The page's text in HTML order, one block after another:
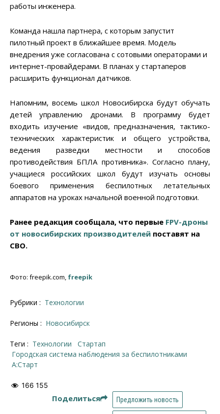
работы инженера.
Команда нашла партнера, с которым запустит
пилотный проект в ближайшее время. Модель
внедрения уже согласована с сотовыми операторами и
интернет-провайдерами. В планах у стартаперов
расширить функционал датчиков.
Напомним, восемь школ Новосибирска будут обучать
детей управлению дронами. В программу будет
входить изучение «видов, предназначения, тактико-
технических характеристик и общего устройства,
ведения разведки местности и способов
противодействия БПЛА противника». Согласно плану,
учащиеся российских школ будут изучать основы
боевого применения беспилотных летательных
аппаратов на уроках начальной военной подготовки.
Ранее редакция сообщала, что первые FPV-дроны
от новосибирских производителей поставят на
СВО.
Фото: freepik.com, freepik
Рубрики : Технологии
Регионы : Новосибирск
Теги : технологии
стартап
городская система наблюдения за беспилотниками
А:Старт
166 155
Поделиться Предложить новость